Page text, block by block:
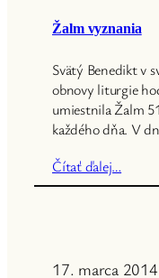
Žalm vyznania
Svätý Benedikt v
obnovy liturgie
umiestnila Žalm
každého dňa. V
Čítať ďalej…
17. marca 2014